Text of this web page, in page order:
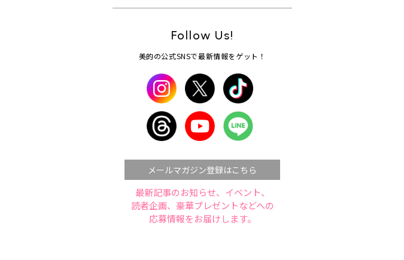
Follow Us!
美的の公式SNSで最新情報をゲット！
メールマガジン登録はこちら
最新記事のお知らせ、イベント、
読者企画、豪華プレゼントなどへの
応募情報をお届けします。